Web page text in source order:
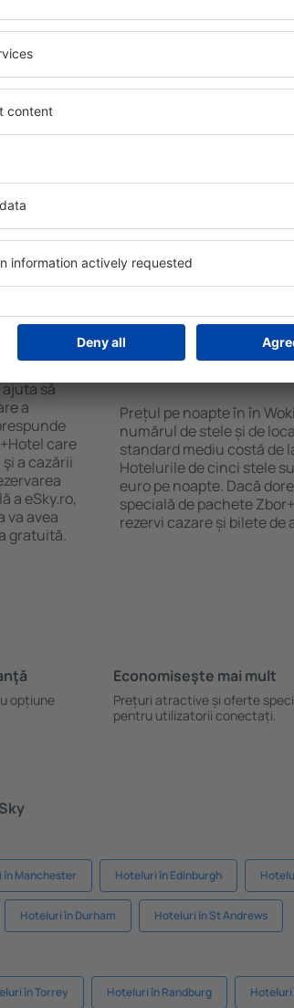
folosind
de
că veți
căutare
Ce fel de
Hotelurile în
oaspeți. Cele mai
cu SPA, mini bar/seif în
masa, zonă de joacă
informative despre cele
zonă. Unele proprietăți
Uneori, acestea
ajuta să
a
care
a cazării
a eSky.ro,
va avea
gratuită.
Cât costă o
Prețul pe noapte în în
numărul de stele și de
standard mediu costă de
Hotelurile de cinci stele
euro pe noapte. Dacă
specială de pachete
rezervi cazare și bilete
opțiune
Economiseşte mai mult
Prețuri atractive și oferte
pentru utilizatorii conectați.
în Manchester Hoteluri în Edinburgh
Hoteluri în Durham Hoteluri în St Andrews
în Torrey Hoteluri în Randburg Hoteluri